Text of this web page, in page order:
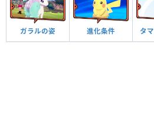
ガラルの姿 進化条件 タ